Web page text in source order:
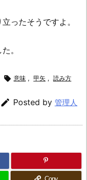
ったそうですよ。
。
 意味 , 甲矢 , 読み方
 Posted by 管理人